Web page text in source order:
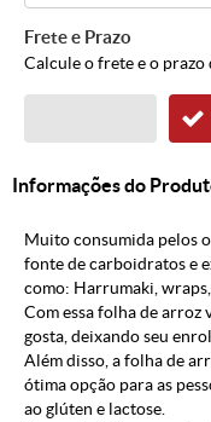
Frete e Prazo
Calcule o frete e o prazo
Informações do
Muito consumida pelos
fonte de carboidratos e
como: Harrumaki,
Com essa folha de arroz
gosta, deixando seu
Além disso, a folha de
ótima opção para as
ao glúten e lactose.